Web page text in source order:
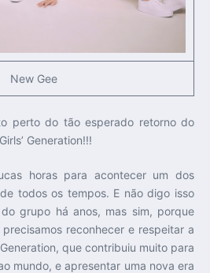
New Gee
perto do tão esperado retorno do
Generation!!!
horas para acontecer um dos
todos os tempos. E não digo isso
grupo há anos, mas sim, porque
reconhecer e respeitar a
que contribuiu muito para
mundo, e apresentar uma nova era